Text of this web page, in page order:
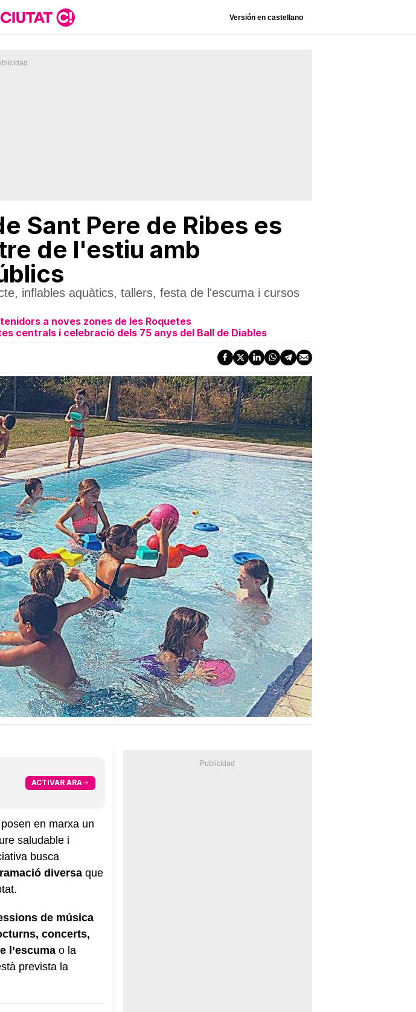
Versión en castellano
Sant Pere de Ribes es
de l'estiu amb
inflables aquàtics, tallers, festa de l'escuma i cursos
a noves zones de les Roquetes
centrals i celebració dels 75 anys del Ball de Diables
ACTIVAR ARA
posen en marxa un
saludable i
busca
diversa que
de música
concerts,
l’escuma o la
prevista la